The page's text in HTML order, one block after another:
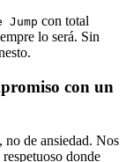
con total
lo será. Sin
con un
no de ansiedad. Nos
donde